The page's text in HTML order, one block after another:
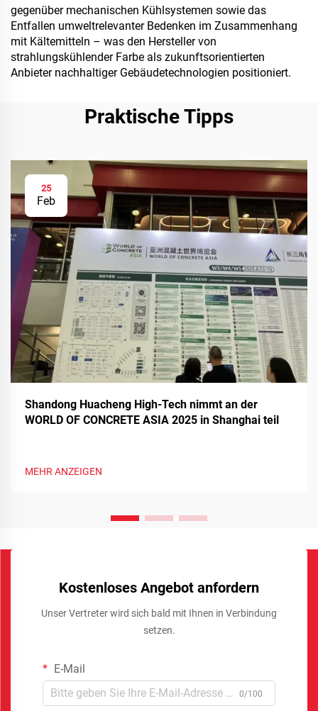
gegenüber mechanischen Kühlsystemen sowie das
Entfallen umweltrelevanter Bedenken im Zusammenhang
mit Kältemitteln – was den Hersteller von
strahlungskühlender Farbe als zukunftsorientierten
Anbieter nachhaltiger Gebäudetechnologien positioniert.
Praktische Tipps
25
Feb
Shandong Huacheng High-Tech nimmt an der
WORLD OF CONCRETE ASIA 2025 in Shanghai teil
MEHR ANZEIGEN
Kostenloses Angebot anfordern
Unser Vertreter wird sich bald mit Ihnen in Verbindung
setzen.
E-Mail
0/100